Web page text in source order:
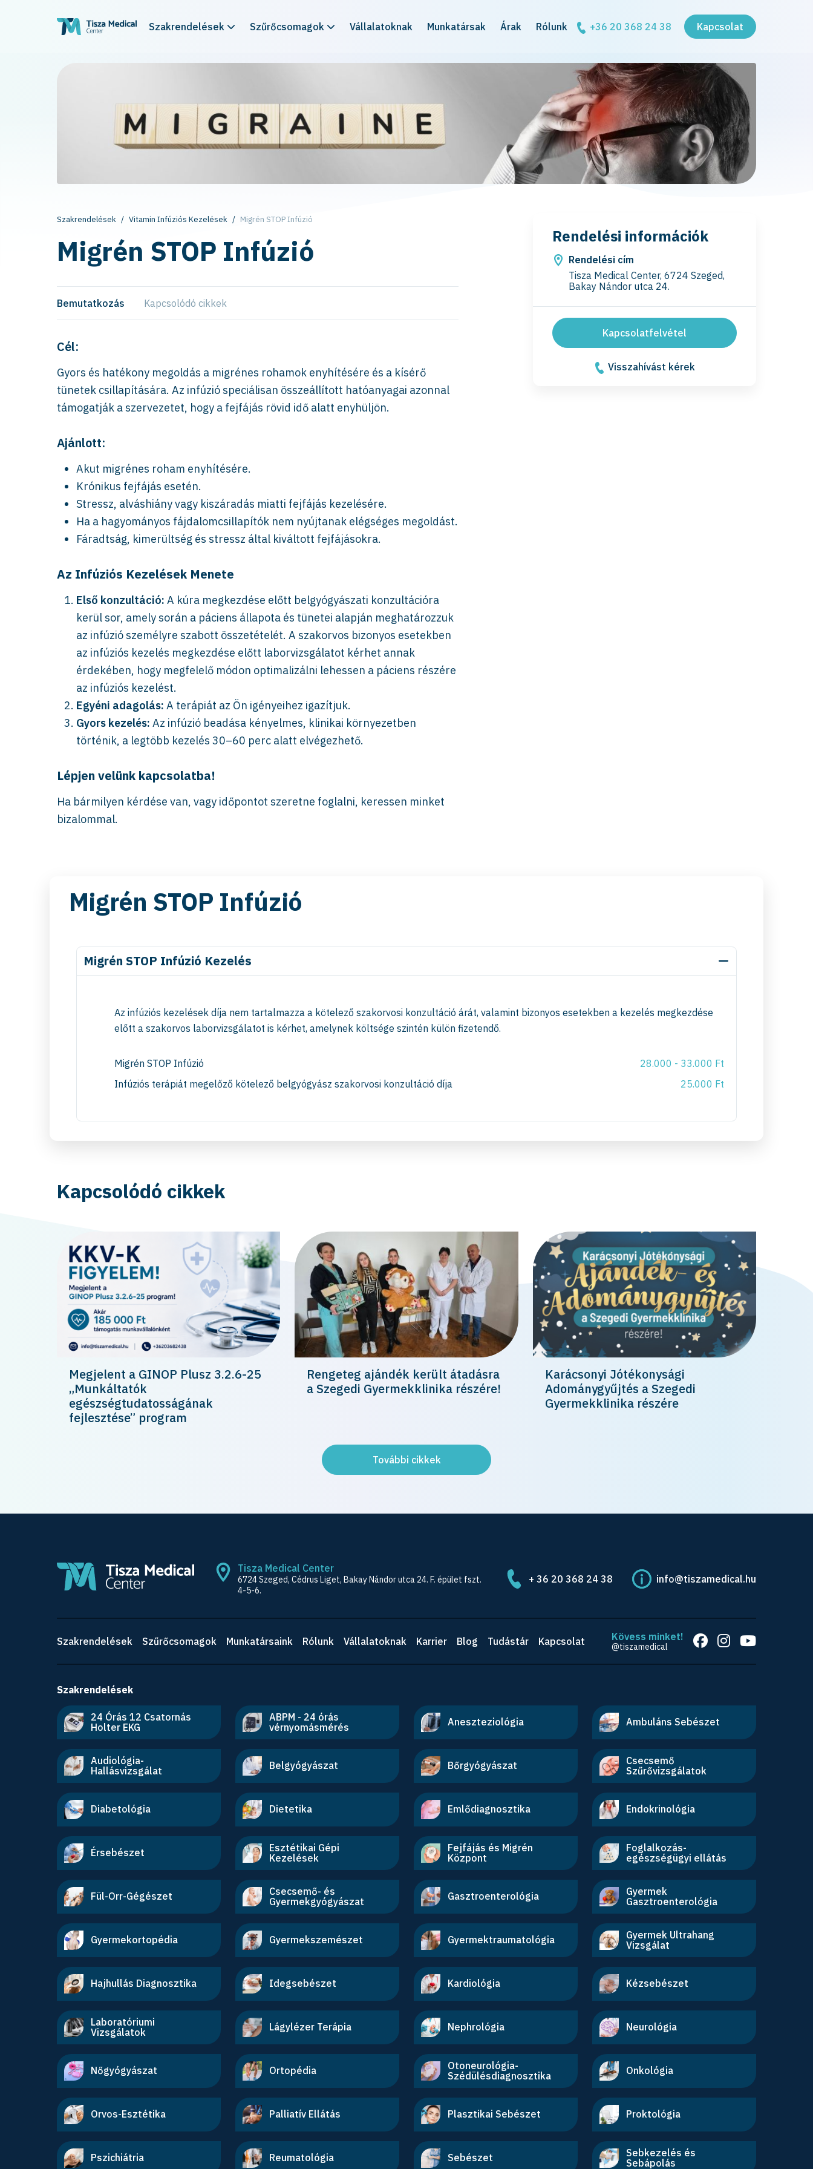
Szakrendelések Szűrőcsomagok Vállalatoknak Munkatársak Árak Rólunk +36 20 368 24 38 Kapcsolat
Szakrendelések Vitamin Infúziós Kezelések Migrén STOP Infúzió
Migrén STOP Infúzió
Bemutatkozás Kapcsolódó cikkek
Cél:
Gyors és hatékony megoldás a migrénes rohamok enyhítésére és a kísérő
tünetek csillapítására. Az infúzió speciálisan összeállított hatóanyagai azonnal
támogatják a szervezetet, hogy a fejfájás rövid idő alatt enyhüljön.
Ajánlott:
Akut migrénes roham enyhítésére.
Krónikus fejfájás esetén.
Stressz, alváshiány vagy kiszáradás miatti fejfájás kezelésére.
Ha a hagyományos fájdalomcsillapítók nem nyújtanak elégséges megoldást.
Fáradtság, kimerültség és stressz által kiváltott fejfájásokra.
Az Infúziós Kezelések Menete
Első konzultáció: A kúra megkezdése előtt belgyógyászati konzultációra
kerül sor, amely során a páciens állapota és tünetei alapján meghatározzuk
az infúzió személyre szabott összetételét. A szakorvos bizonyos esetekben
az infúziós kezelés megkezdése előtt laborvizsgálatot kérhet annak
érdekében, hogy megfelelő módon optimalizálni lehessen a páciens részére
az infúziós kezelést.
Egyéni adagolás: A terápiát az Ön igényeihez igazítjuk.
Gyors kezelés: Az infúzió beadása kényelmes, klinikai környezetben
történik, a legtöbb kezelés 30–60 perc alatt elvégezhető.
Lépjen velünk kapcsolatba!
Ha bármilyen kérdése van, vagy időpontot szeretne foglalni, keressen minket
bizalommal.
Rendelési információk
Rendelési cím
Tisza Medical Center, 6724 Szeged,
Bakay Nándor utca 24.
Kapcsolatfelvétel
Visszahívást kérek
Migrén STOP Infúzió
Migrén STOP Infúzió Kezelés
Az infúziós kezelések díja nem tartalmazza a kötelező szakorvosi konzultáció árát, valamint bizonyos esetekben a kezelés megkezdése
előtt a szakorvos laborvizsgálatot is kérhet, amelynek költsége szintén külön fizetendő.
Migrén STOP Infúzió
28.000 - 33.000 Ft
Infúziós terápiát megelőző kötelező belgyógyász szakorvosi konzultáció díja
25.000 Ft
Kapcsolódó cikkek
Megjelent a GINOP Plusz 3.2.6-25
„Munkáltatók
egészségtudatosságának
fejlesztése” program
Rengeteg ajándék került átadásra
a Szegedi Gyermekklinika részére!
Karácsonyi Jótékonysági
Adománygyűjtés a Szegedi
Gyermekklinika részére
További cikkek
Tisza Medical Center
6724 Szeged, Cédrus Liget, Bakay Nándor utca 24. F. épület fszt.
4-5-6.
+ 36 20 368 24 38 info@tiszamedical.hu
Kövess minket!
@tiszamedical
Szakrendelések Szűrőcsomagok Munkatársaink Rólunk Vállalatoknak Karrier Blog Tudástár Kapcsolat
Szakrendelések
24 Órás 12 Csatornás
Holter EKG
ABPM - 24 órás
vérnyomásmérés
Aneszteziológia Ambuláns Sebészet
Audiológia-
Hallásvizsgálat
Belgyógyászat Bőrgyógyászat
Csecsemő
Szűrővizsgálatok
Diabetológia Dietetika Emlődiagnosztika Endokrinológia
Érsebészet
Esztétikai Gépi
Kezelések
Fejfájás és Migrén
Központ
Foglalkozás-
egészségügyi ellátás
Fül-Orr-Gégészet
Csecsemő- és
Gyermekgyógyászat
Gasztroenterológia
Gyermek
Gasztroenterológia
Gyermekortopédia Gyermekszemészet Gyermektraumatológia
Gyermek Ultrahang
Vizsgálat
Hajhullás Diagnosztika Idegsebészet Kardiológia Kézsebészet
Laboratóriumi
Vizsgálatok
Lágylézer Terápia Nephrológia Neurológia
Nőgyógyászat Ortopédia
Otoneurológia-
Szédülésdiagnosztika
Onkológia
Orvos-Esztétika Palliatív Ellátás Plasztikai Sebészet Proktológia
Pszichiátria Reumatológia Sebészet
Sebkezelés és
Sebápolás